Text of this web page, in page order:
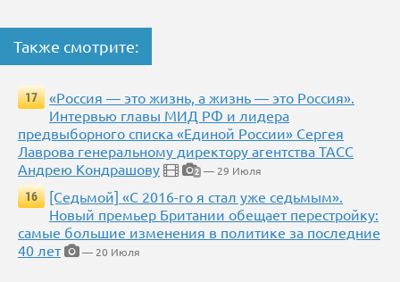
Также смотрите:
17
«Россия — это жизнь, а жизнь — это Россия».
Интервью главы МИД РФ и лидера
предвыборного списка «Единой России» Сергея
Лаврова генеральному директору агентства ТАСС
Андрею Кондрашову
2 — 29 Июля
16
[Седьмой] «С 2016-го я стал уже седьмым».
Новый премьер Британии обещает перестройку:
самые большие изменения в политике за последние
40 лет
— 20 Июля